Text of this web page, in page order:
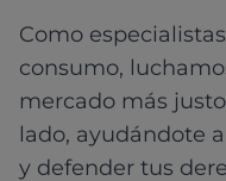
Como
consumo,
mercado más
lado, ayudándote
y defender tus